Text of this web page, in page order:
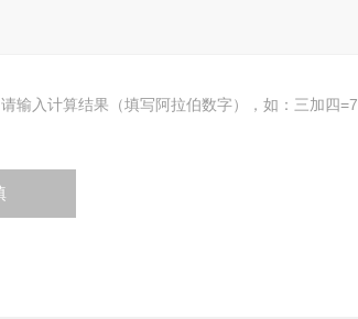
请输入计算结果（填写阿拉伯数字），如：三加四=7